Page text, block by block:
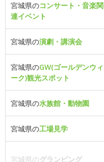
宮城県のコンサート・音楽関
連イベント
宮城県の演劇・講演会
宮城県のGW(ゴールデンウィ
ーク)観光スポット
宮城県の水族館・動物園
宮城県の工場見学
宮城県のグランピング